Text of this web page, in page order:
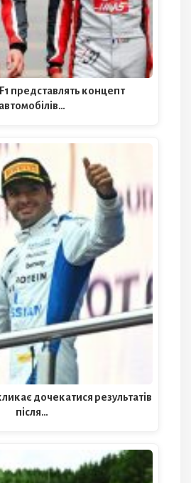
представлять концепт
автомобілів…
дочекатися результатів
після…